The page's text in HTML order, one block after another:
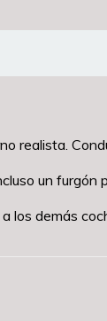
realista.
un
demás